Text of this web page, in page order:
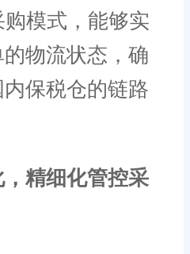
模式，能够实
物流状态，确
保税仓的链路
精细化管控采